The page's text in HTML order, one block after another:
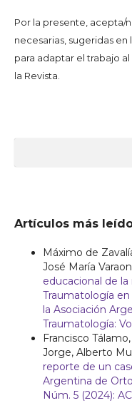
Por la presente, acepta/
necesarias, sugeridas
para adaptar el trabajo
la Revista.
Artículos más
Máximo de
José María
educacional de
Traumatología
la Asociación
Traumatología:
Francisco
Jorge, Alberto
reporte de un
Argentina de
Núm. 5 (2024):